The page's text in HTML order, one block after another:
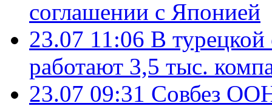
соглашении с Японией
23.07 11:06 В
работают 3,5 тыс.
23.07 09:31 Совбез